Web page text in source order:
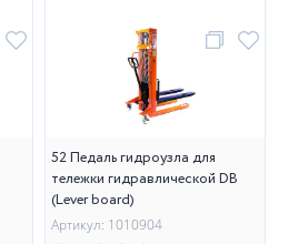
52 Педаль гидроузла для
тележки гидравлической DB
(Lever board)
Артикул: 1010904